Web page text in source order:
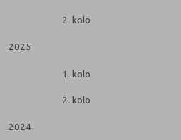
2. kolo
2025
1. kolo
2. kolo
2024